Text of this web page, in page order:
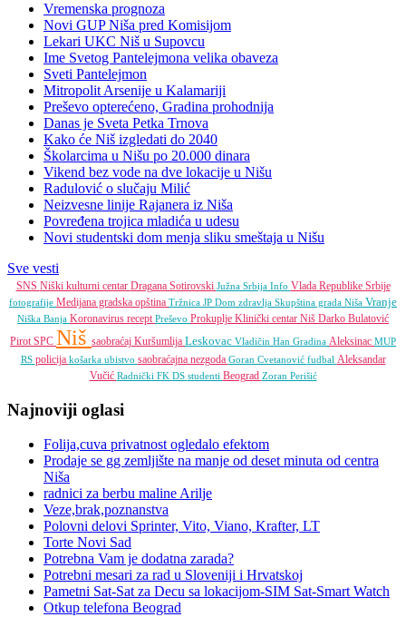
Vremenska prognoza
Novi GUP Niša pred Komisijom
Lekari UKC Niš u Supovcu
Ime Svetog Pantelejmona velika obaveza
Sveti Pantelejmon
Mitropolit Arsenije u Kalamariji
Preševo opterećeno, Gradina prohodnija
Danas je Sveta Petka Trnova
Kako će Niš izgledati do 2040
Školarcima u Nišu po 20.000 dinara
Vikend bez vode na dve lokacije u Nišu
Radulović o slučaju Milić
Neizvesne linije Rajanera iz Niša
Povređena trojica mladića u udesu
Novi studentski dom menja sliku smeštaja u Nišu
Sve vesti
SNS Niški kulturni centar Dragana Sotirovski Južna Srbija Info Vlada Republike Srbije
fotografije Medijana gradska opština Tržnica JP Dom zdravlja Skupština grada Niša Vranje
Niška Banja Koronavirus receptPreševo Prokuplje Klinički centar Niš Darko Bulatović
PirotSPC Niš saobraćaj Kuršumlija Leskovac Vladičin Han Gradina Aleksinac MUP
RS policija košarka ubistvo saobraćajna nezgoda Goran Cvetanović fudbal Aleksandar
Vučić Radnički FK DS studenti Beograd Zoran Perišić
Najnoviji oglasi
Folija,cuva privatnost ogledalo efektom
Prodaje se gg zemljište na manje od deset minuta od centra
Niša
radnici za berbu maline Arilje
Veze,brak,poznanstva
Polovni delovi Sprinter, Vito, Viano, Krafter, LT
Torte Novi Sad
Potrebna Vam je dodatna zarada?
Potrebni mesari za rad u Sloveniji i Hrvatskoj
Pametni Sat-Sat za Decu sa lokacijom-SIM Sat-Smart Watch
Otkup telefona Beograd